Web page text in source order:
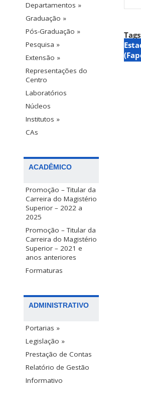
Departamentos »
Graduação »
Pós-Graduação »
Pesquisa »
Extensão »
Representações do
Centro
Laboratórios
Núcleos
Institutos »
CAs
ACADÊMICO
Promoção – Titular da
Carreira do Magistério
Superior – 2022 a
2025
Promoção – Titular da
Carreira do Magistério
Superior – 2021 e
anos anteriores
Formaturas
ADMINISTRATIVO
Portarias »
Legislação »
Prestação de Contas
Relatório de Gestão
Informativo